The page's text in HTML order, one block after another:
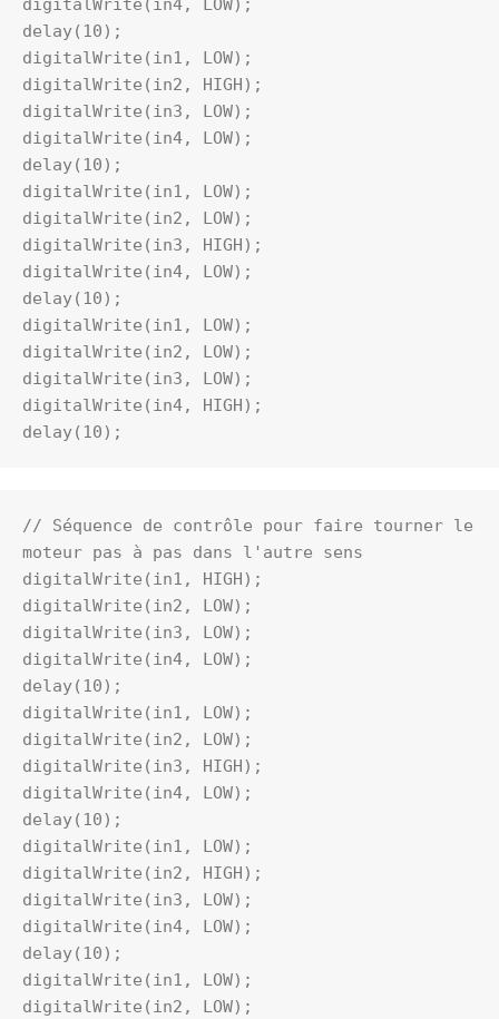
digitalWrite(in4, LOW);
delay(10);
digitalWrite(in1, LOW);
digitalWrite(in2, HIGH);
digitalWrite(in3, LOW);
digitalWrite(in4, LOW);
delay(10);
digitalWrite(in1, LOW);
digitalWrite(in2, LOW);
digitalWrite(in3, HIGH);
digitalWrite(in4, LOW);
delay(10);
digitalWrite(in1, LOW);
digitalWrite(in2, LOW);
digitalWrite(in3, LOW);
digitalWrite(in4, HIGH);
delay(10);
// Séquence de contrôle pour faire tourner le
moteur pas à pas dans l'autre sens
digitalWrite(in1, HIGH);
digitalWrite(in2, LOW);
digitalWrite(in3, LOW);
digitalWrite(in4, LOW);
delay(10);
digitalWrite(in1, LOW);
digitalWrite(in2, LOW);
digitalWrite(in3, HIGH);
digitalWrite(in4, LOW);
delay(10);
digitalWrite(in1, LOW);
digitalWrite(in2, HIGH);
digitalWrite(in3, LOW);
digitalWrite(in4, LOW);
delay(10);
digitalWrite(in1, LOW);
digitalWrite(in2, LOW);